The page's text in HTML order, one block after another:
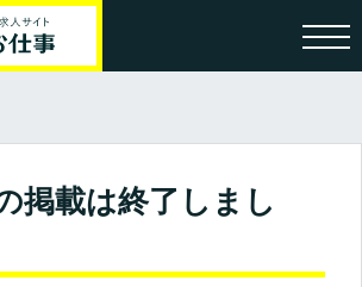
掲載は終了しまし